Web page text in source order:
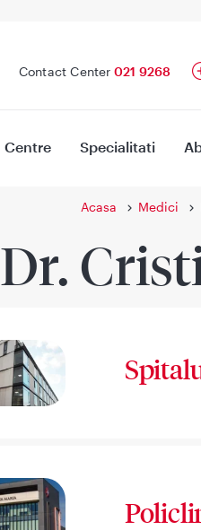
Contact Center 021 9268
Centre Specialitati
Acasa Medici
Dr.